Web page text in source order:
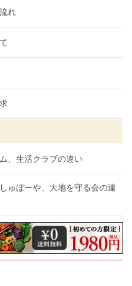
れ
、生活クラブの違い
ゅぼーや、大地を守る会の違